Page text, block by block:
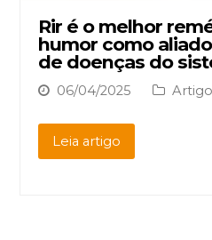
Rir é o melhor
humor como
de doenças do
06/04/2025
Leia artigo